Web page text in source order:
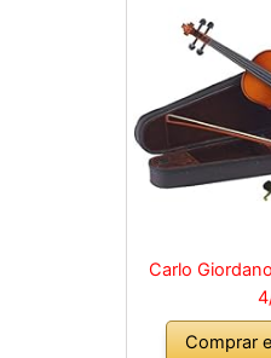
Carlo
Comprar